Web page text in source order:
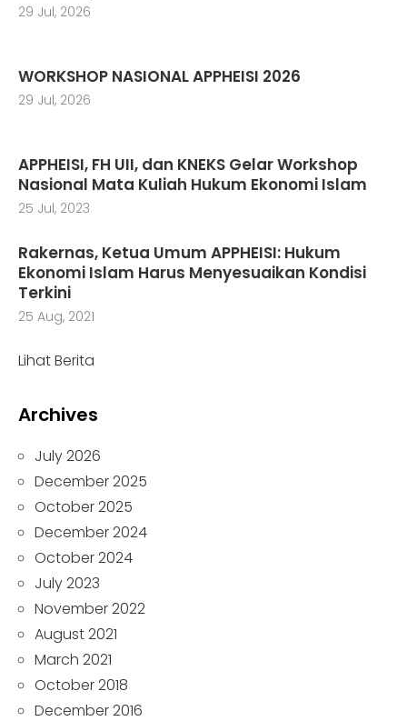
29 Jul, 2026
WORKSHOP NASIONAL APPHEISI 2026
29 Jul, 2026
APPHEISI, FH UII, dan KNEKS Gelar Workshop
Nasional Mata Kuliah Hukum Ekonomi Islam
25 Jul, 2023
Rakernas, Ketua Umum APPHEISI: Hukum
Ekonomi Islam Harus Menyesuaikan Kondisi
Terkini
25 Aug, 2021
Lihat Berita
Archives
July 2026
December 2025
October 2025
December 2024
October 2024
July 2023
November 2022
August 2021
March 2021
October 2018
December 2016